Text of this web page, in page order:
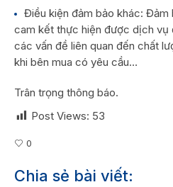
Điều kiện đảm bảo khác: Đảm
cam kết thực hiện được dịch vụ
các vấn đề liên quan đến chất
khi bên mua có yêu cầu…
Trân trọng thông báo.
Post Views: 53
0
Chia sẻ bài viết: